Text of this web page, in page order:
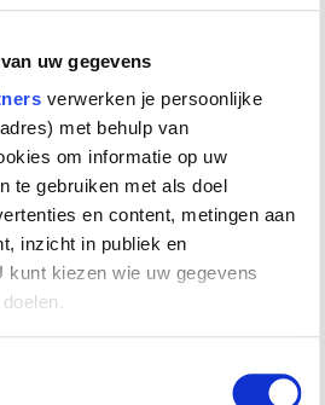
uw gegevens
verwerken je persoonlijke
met behulp van
om informatie op uw
te gebruiken met als doel
en content, metingen aan
inzicht in publiek en
kunt kiezen wie uw gegevens
over uw geografische locatie,